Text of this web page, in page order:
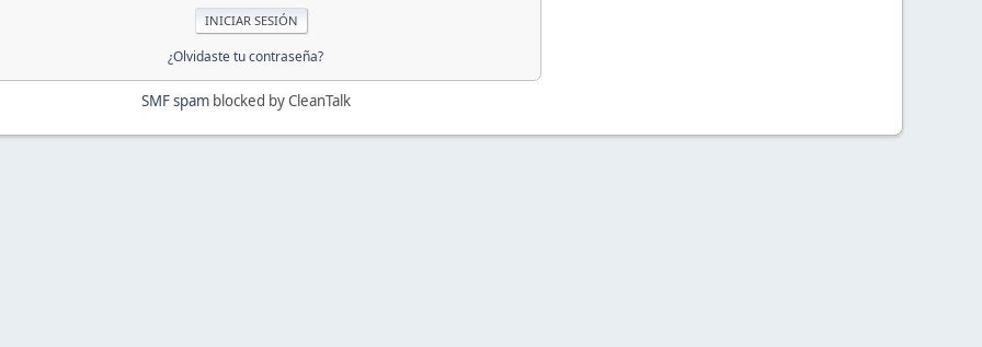
¿Olvidaste tu contraseña?
SMF spamblocked by CleanTalk